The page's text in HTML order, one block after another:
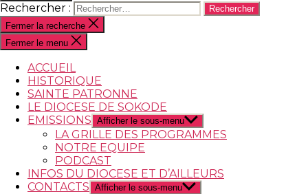
Rechercher :
Fermer la recherche
Fermer le menu
ACCUEIL
HISTORIQUE
SAINTE PATRONNE
LE DIOCESE DE SOKODE
EMISSIONS Afficher le sous-menu
LA GRILLE DES PROGRAMMES
NOTRE EQUIPE
PODCAST
INFOS DU DIOCESE ET D’AILLEURS
CONTACTS Afficher le sous-menu